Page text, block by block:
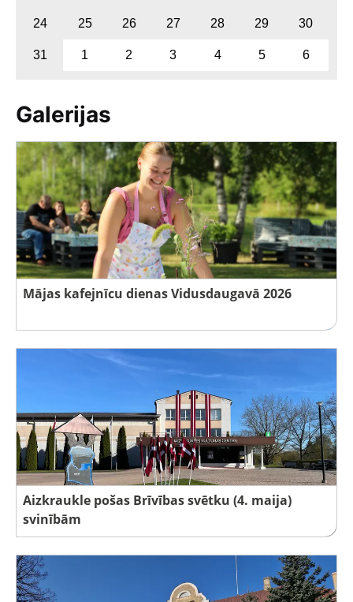
24 25 26 27 28 29 30
31 1 2 3 4 5 6
Galerijas
Mājas kafejnīcu dienas Vidusdaugavā 2026
Aizkraukle pošas Brīvības svētku (4. maija)
svinībām